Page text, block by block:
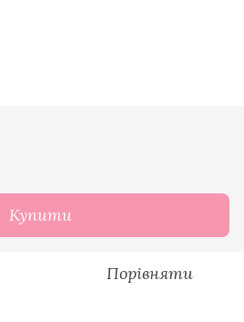
Купити
Порівняти